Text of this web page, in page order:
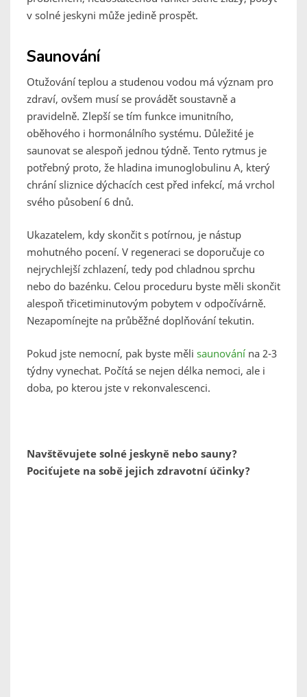
v solné jeskyni může jedině prospět.
Saunování
Otužování teplou a studenou vodou má význam pro
zdraví, ovšem musí se provádět soustavně a
pravidelně. Zlepší se tím funkce imunitního,
oběhového i hormonálního systému. Důležité je
saunovat se alespoň jednou týdně. Tento rytmus je
potřebný proto, že hladina imunoglobulinu A, který
chrání sliznice dýchacích cest před infekcí, má vrchol
svého působení 6 dnů.
Ukazatelem, kdy skončit s potírnou, je nástup
mohutného pocení. V regeneraci se doporučuje co
nejrychlejší zchlazení, tedy pod chladnou sprchu
nebo do bazénku. Celou proceduru byste měli skončit
alespoň třicetiminutovým pobytem v odpočívárně.
Nezapomínejte na průběžné doplňování tekutin.
Pokud jste nemocní, pak byste měli saunování na 2-3
týdny vynechat. Počítá se nejen délka nemoci, ale i
doba, po kterou jste v rekonvalescenci.
Navštěvujete solné jeskyně nebo sauny?
Pociťujete na sobě jejich zdravotní účinky?